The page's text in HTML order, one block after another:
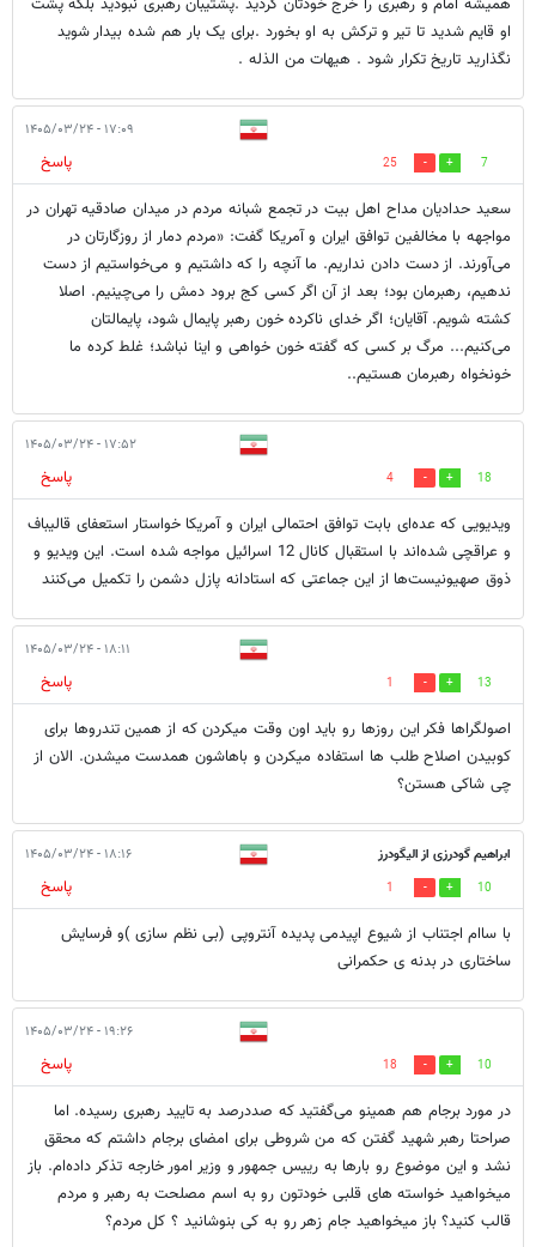
همیشه امام و رهبری را خرج خودتان کردید .پشتیبان رهبری نبودید بلکه پشت
او قایم شدید تا تیر و ترکش به او بخورد .برای یک بار هم شده بیدار شوید
نگذارید تاریخ تکرار شود . هیهات من الذله .
۱۷:۰۹ - ۱۴۰۵/۰۳/۲۴
7
25
پاسخ
سعید حدادیان مداح اهل بیت در تجمع شبانه مردم در میدان صادقیه تهران در
مواجهه با مخالفین توافق ایران و آمریکا گفت: «مردم دمار از روزگارتان در
می‌آورند. از دست دادن نداریم. ما آنچه را که داشتیم و می‌خواستیم از دست
ندهیم، رهبرمان بود؛ بعد از آن اگر کسی کج برود دمش را می‌چینیم. اصلا
کشته شویم. آقایان؛ اگر خدای ناکرده خون رهبر پایمال شود، پایمالتان
می‌کنیم... مرگ بر کسی که گفته خون خواهی و اینا نباشد؛ غلط کرده ما
خونخواه رهبرمان هستیم..
۱۷:۵۲ - ۱۴۰۵/۰۳/۲۴
18
4
پاسخ
ویدیویی که عده‌ای بابت توافق احتمالی ایران و آمریکا خواستار استعفای قالیباف
و عراقچی شده‌اند با استقبال کانال 12 اسرائیل مواجه شده است. این ویدیو و
ذوق صهیونیست‌ها از این جماعتی که استادانه پازل دشمن را تکمیل می‌کنند
۱۸:۱۱ - ۱۴۰۵/۰۳/۲۴
13
1
پاسخ
اصولگراها فکر این روزها رو باید اون وقت میکردن که از همین تندروها برای
کوبیدن اصلاح طلب ها استفاده میکردن و باهاشون همدست میشدن. الان از
چی شاکی هستن؟
ابراهیم گودرزی از الیگودرز ۱۸:۱۶ - ۱۴۰۵/۰۳/۲۴
10
1
پاسخ
با ساام اجتناب از شیوع اپیدمی پدیده آنتروپی (بی نظم سازی )و فرسایش
ساختاری در بدنه ی حکمرانی
۱۹:۲۶ - ۱۴۰۵/۰۳/۲۴
10
18
پاسخ
در مورد برجام هم همینو می‌گفتید که صددرصد به تایید رهبری رسیده. اما
صراحتا رهبر شهید گفتن که من شروطی برای امضای برجام داشتم که محقق
نشد و این موضوع رو بارها به رییس جمهور و وزیر امور خارجه تذکر داده‌ام. باز
میخواهید خواسته های قلبی خودتون رو به اسم مصلحت به رهبر و مردم
قالب کنید؟ باز میخواهید جام زهر رو به کی بنوشانید ؟ کل مردم؟